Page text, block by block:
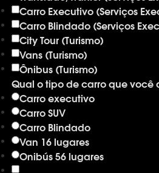
Carro Executivo (Serviços
Carro Blindado (Serviços
City Tour (Turismo)
Vans (Turismo)
Ônibus (Turismo)
Qual o tipo de carro que você
Carro executivo
Carro SUV
Carro Blindado
Van 16 lugares
Onibús 56 lugares